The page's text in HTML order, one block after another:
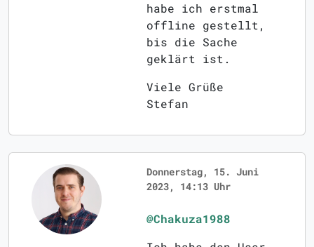
habe ich erstmal
offline gestellt,
bis die Sache
geklärt ist.
Viele Grüße
Stefan
Donnerstag, 15. Juni
2023, 14:13 Uhr
@Chakuza1988